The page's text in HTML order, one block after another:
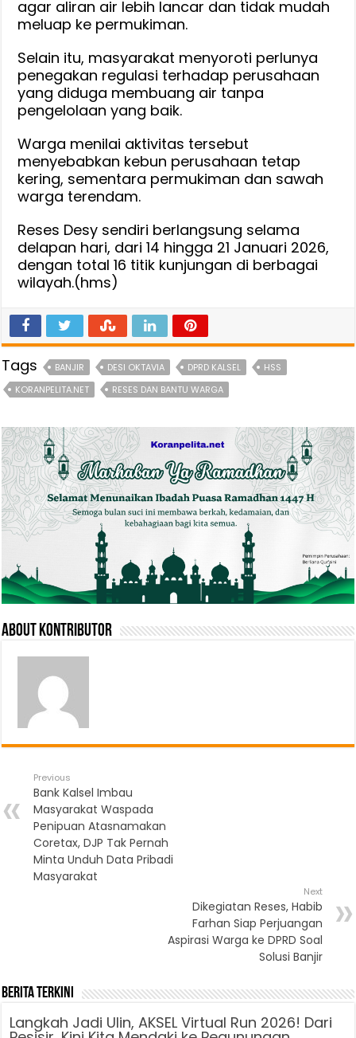
agar aliran air lebih lancar dan tidak mudah
meluap ke permukiman.
Selain itu, masyarakat menyoroti perlunya
penegakan regulasi terhadap perusahaan
yang diduga membuang air tanpa
pengelolaan yang baik.
Warga menilai aktivitas tersebut
menyebabkan kebun perusahaan tetap
kering, sementara permukiman dan sawah
warga terendam.
Reses Desy sendiri berlangsung selama
delapan hari, dari 14 hingga 21 Januari 2026,
dengan total 16 titik kunjungan di berbagai
wilayah.(hms)
Tags BANJIR DESI OKTAVIA DPRD KALSEL
HSS
KORANPELITA.NET
RESES DAN BANTU WARGA
About Kontributor
Previous
Bank Kalsel Imbau
Masyarakat Waspada
Penipuan Atasnamakan
Coretax, DJP Tak Pernah
Minta Unduh Data Pribadi
Masyarakat
Next
Dikegiatan Reses, Habib
Farhan Siap Perjuangan
Aspirasi Warga ke DPRD Soal
Solusi Banjir
Berita Terkini
Langkah Jadi Ulin, AKSEL Virtual Run 2026! Dari